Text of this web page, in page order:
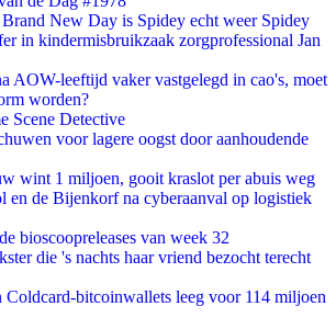
New Day is Spidey echt weer Spidey
in kindermisbruikzaak zorgprofessional Jan
AOW-leeftijd vaker vastgelegd in cao's, moet
worden?
Scene Detective
voor lagere oogst door aanhoudende
wint 1 miljoen, gooit kraslot per abuis weg
en de Bijenkorf na cyberaanval op logistiek
bioscoopreleases van week 32
die 's nachts haar vriend bezocht terecht
Coldcard-bitcoinwallets leeg voor 114 miljoen